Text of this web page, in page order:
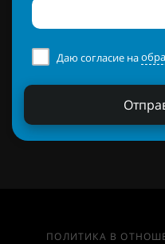
Даю согласие на
ПОЛИТИКА В